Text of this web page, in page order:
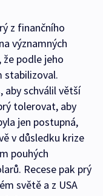
z finančního
významných
podle jeho
stabilizoval.
aby schválil větší
tolerovat, aby
jen postupná,
v důsledku krize
pouhých
Recese pak prý
světě a z USA